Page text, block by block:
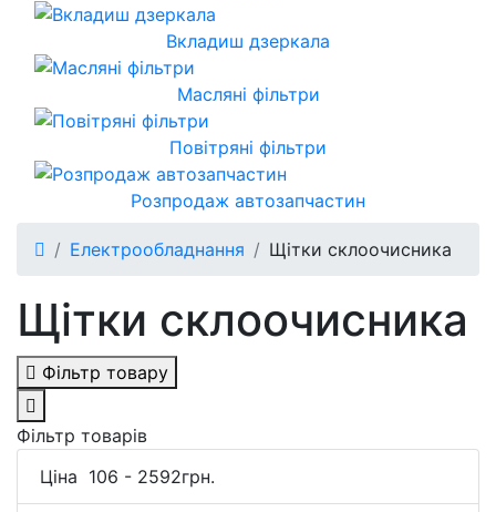
Вкладиш дзеркала
Масляні фільтри
Повітряні фільтри
Розпродаж автозапчастин
Електрообладнання Щітки склоочисника
Щітки склоочисника
Фільтр товару
Фільтр товарів
Ціна 106 - 2592грн.